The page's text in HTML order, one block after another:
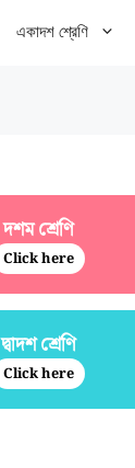
একাদশ শ্রেণি
দশম শ্রেণি
Click here
দ্বাদশ শ্রেণি
Click here